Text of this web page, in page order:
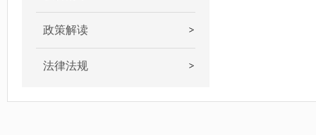
政策解读
法律法规